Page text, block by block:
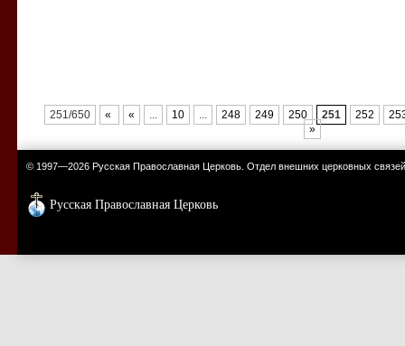
251/650 « « ... 10 ... 248 249 250 251 252
»
© 1997—2026 Русская Православная Церковь. Отдел внешних церковных связей
Русская Православная Церковь